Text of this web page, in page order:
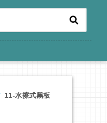
11-水擦式黑板